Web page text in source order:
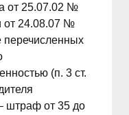
от 25.07.02 №
от 24.08.07 №
перечисленных
(п. 3 ст.
штраф от 35 до